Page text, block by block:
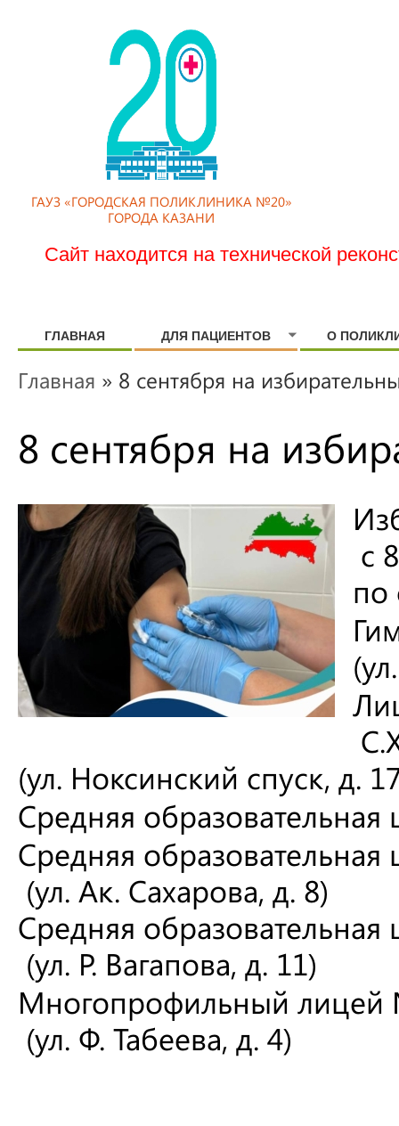
ГАУЗ «ГОРОДСКАЯ ПОЛИКЛИНИКА №20»
ГОРОДА КАЗАНИ
Сайт находится на технической
ГЛАВНАЯ ДЛЯ ПАЦИЕНТОВ О
ВЫ ЗДЕСЬ
Главная » 8 сентября на
8 сентября на
с
по
(ул. Ноксинский спуск, д.
Средняя
Средняя
(ул. Ак. Сахарова, д. 8)
Средняя
(ул. Р. Вагапова, д. 11)
Многопрофильный
(ул. Ф. Табеева, д. 4)